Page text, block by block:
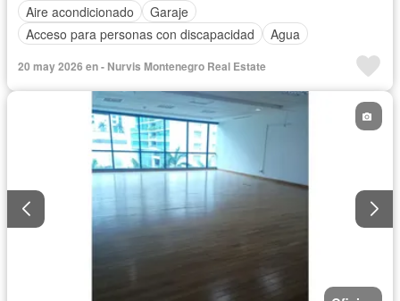
Aire acondicionado
Garaje
Acceso para personas con discapacidad
Agua
20 may 2026 en - Nurvis Montenegro Real Estate